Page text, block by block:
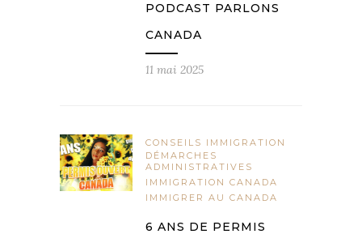
PODCAST PARLONS
CANADA
11 mai 2025
CONSEILS IMMIGRATION
DÉMARCHES
ADMINISTRATIVES
IMMIGRATION CANADA
IMMIGRER AU CANADA
6 ANS DE PERMIS